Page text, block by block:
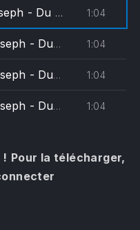
(soprane) 1:04
(alto) 1:04
(ténor) 1:04
(basse) 1:04
! Pour la télécharger,